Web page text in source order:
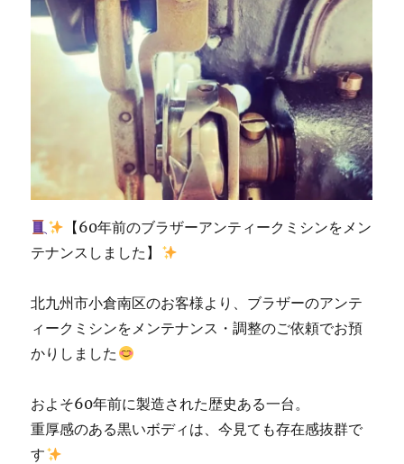
【60年前のブラザーアンティークミシンをメン
テナンスしました】
北九州市小倉南区のお客様より、ブラザーのアンテ
ィークミシンをメンテナンス・調整のご依頼でお預
かりしました
およそ60年前に製造された歴史ある一台。
重厚感のある黒いボディは、今見ても存在感抜群で
す